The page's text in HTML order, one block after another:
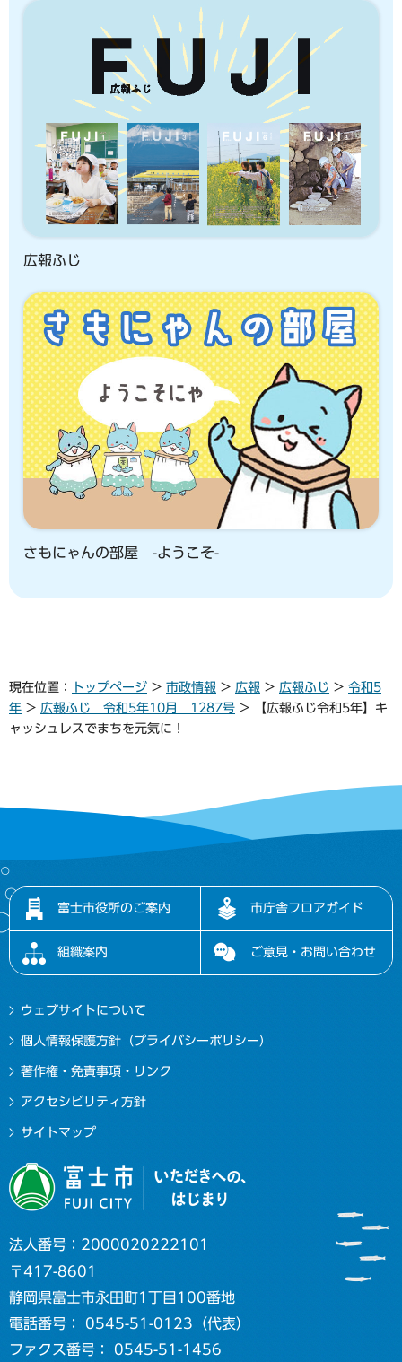
広報ふじ
さもにゃんの部屋 -ようこそ-
現在位置： トップページ > 市政情報 > 広報 > 広報ふじ > 令和5
年 > 広報ふじ 令和5年10月 1287号 > 【広報ふじ令和5年】キ
ャッシュレスでまちを元気に！
富士市役所のご案内 市庁舎フロアガイド
組織案内 ご意見・お問い合わせ
ウェブサイトについて
個人情報保護方針（プライバシーポリシー）
著作権・免責事項・リンク
アクセシビリティ方針
サイトマップ
法人番号：2000020222101
〒417-8601
静岡県富士市永田町1丁目100番地
電話番号： 0545-51-0123（代表）
ファクス番号： 0545-51-1456